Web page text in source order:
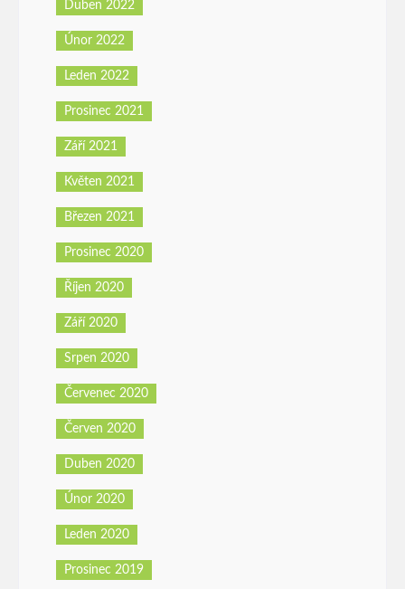
Duben 2022
Únor 2022
Leden 2022
Prosinec 2021
Září 2021
Květen 2021
Březen 2021
Prosinec 2020
Říjen 2020
Září 2020
Srpen 2020
Červenec 2020
Červen 2020
Duben 2020
Únor 2020
Leden 2020
Prosinec 2019